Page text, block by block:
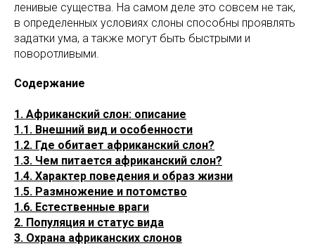
ленивые существа. На самом деле это совсем не так,
в определенных условиях слоны способны проявлять
задатки ума, а также могут быть быстрыми и
поворотливыми.
Содержание
1. Африканский слон: описание
1.1. Внешний вид и особенности
1.2. Где обитает африканский слон?
1.3. Чем питается африканский слон?
1.4. Характер поведения и образ жизни
1.5. Размножение и потомство
1.6. Естественные враги
2. Популяция и статус вида
3. Охрана африканских слонов